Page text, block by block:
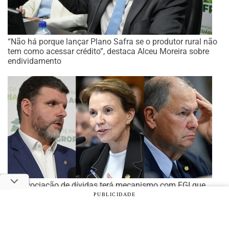
“Não há porque lançar Plano Safra se o produtor rural não
tem como acessar crédito”, destaca Alceu Moreira sobre
endividamento
Renegociação de dívidas terá mecanismo com FGI que
pode alavancar até R$ 200 bilhões
PUBLICIDADE